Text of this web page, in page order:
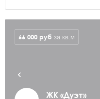
ЖК «Дуэт»
66 000 руб за кв.м